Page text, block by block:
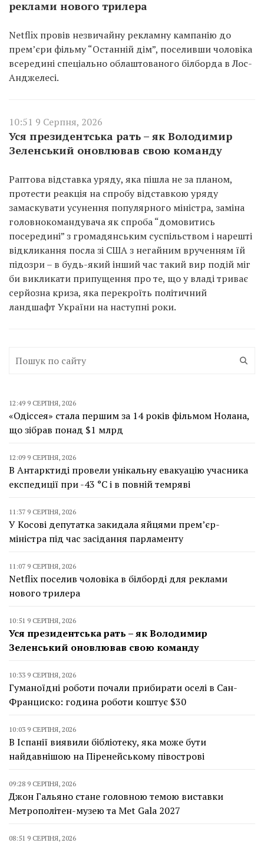
реклами нового трилера
Netflix провів незвичайну рекламну кампанію до
прем’єри фільму “Останній дім”, поселивши чоловіка
всередині спеціально облаштованого білборда в Лос-
Анджелесі.
10:51 9 Серпня, 2026
Уся президентська рать – як Володимир
Зеленський оновлював свою команду
Раптова відставка уряду, яка пішла не за планом,
протести реакція на спробу відставкою уряду
замаскувати усунення популярного міністра, заміна
головнокомандувача як спроба “домовитись
посередині” з громадянським суспільством і нарешті
відкликання посла зі США з негайним врученням їй
підозри – в будь-який інший час такий вир подій міг
би викликати припущення про те, що у владі триває
серйозна криза, яка перекроїть політичний
ландшафт України на наступні роки.
12:49 9 СЕРПНЯ, 2026
«Одіссея» стала першим за 14 років фільмом Нолана,
що зібрав понад $1 млрд
12:09 9 СЕРПНЯ, 2026
В Антарктиді провели унікальну евакуацію учасника
експедиції при -43 °C і в повній темряві
11:37 9 СЕРПНЯ, 2026
У Косові депутатка закидала яйцями прем’єр-
міністра під час засідання парламенту
11:07 9 СЕРПНЯ, 2026
Netflix поселив чоловіка в білборді для реклами
нового трилера
10:51 9 СЕРПНЯ, 2026
Уся президентська рать – як Володимир
Зеленський оновлював свою команду
10:33 9 СЕРПНЯ, 2026
Гуманоїдні роботи почали прибирати оселі в Сан-
Франциско: година роботи коштує $30
10:03 9 СЕРПНЯ, 2026
В Іспанії виявили бібліотеку, яка може бути
найдавнішою на Піренейському півострові
09:28 9 СЕРПНЯ, 2026
Джон Гальяно стане головною темою виставки
Метрополітен-музею та Met Gala 2027
08:51 9 СЕРПНЯ, 2026